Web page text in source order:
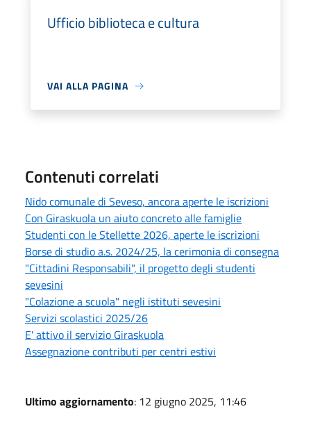
Ufficio biblioteca e cultura
VAI ALLA PAGINA
Contenuti correlati
Nido comunale di Seveso, ancora aperte le iscrizioni
Con Giraskuola un aiuto concreto alle famiglie
Studenti con le Stellette 2026, aperte le iscrizioni
Borse di studio a.s. 2024/25, la cerimonia di consegna
"Cittadini Responsabili", il progetto degli studenti
sevesini
"Colazione a scuola" negli istituti sevesini
Servizi scolastici 2025/26
E' attivo il servizio Giraskuola
Assegnazione contributi per centri estivi
Ultimo aggiornamento: 12 giugno 2025, 11:46